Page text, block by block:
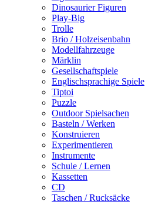
Dinosaurier Figuren
Play-Big
Trolle
Brio / Holzeisenbahn
Modellfahrzeuge
Märklin
Gesellschaftspiele
Englischsprachige Spiele
Tiptoi
Puzzle
Outdoor Spielsachen
Basteln / Werken
Konstruieren
Experimentieren
Instrumente
Schule / Lernen
Kassetten
CD
Taschen / Rucksäcke